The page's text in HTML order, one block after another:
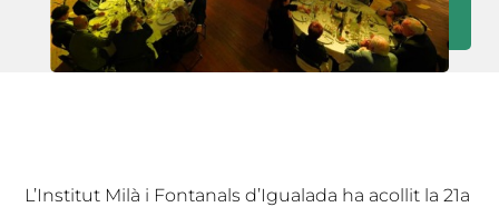
L’Institut Milà i Fontanals d’Igualada ha acollit la 21a